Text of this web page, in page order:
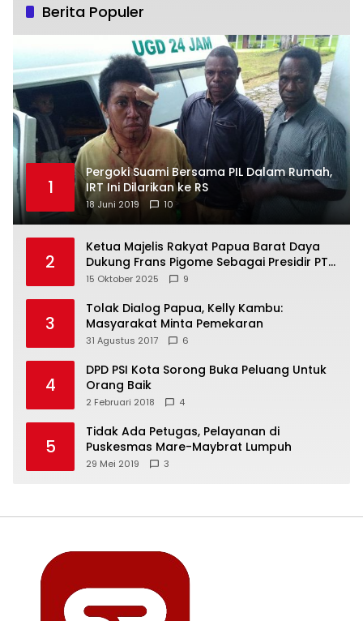
Berita Populer
1
Pergoki Suami Bersama PIL Dalam Rumah,
IRT Ini Dilarikan ke RS
18 Juni 2019 10
2
Ketua Majelis Rakyat Papua Barat Daya
Dukung Frans Pigome Sebagai Presidir PT
Freeport Indonesia
15 Oktober 2025 9
3
Tolak Dialog Papua, Kelly Kambu:
Masyarakat Minta Pemekaran
31 Agustus 2017 6
4
DPD PSI Kota Sorong Buka Peluang Untuk
Orang Baik
2 Februari 2018 4
5
Tidak Ada Petugas, Pelayanan di
Puskesmas Mare-Maybrat Lumpuh
29 Mei 2019 3